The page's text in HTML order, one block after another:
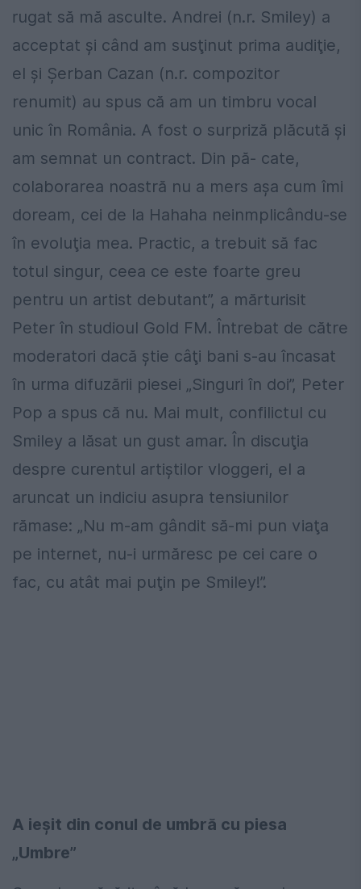
rugat să mă asculte. Andrei (n.r. Smiley) a
acceptat şi când am susţinut prima audiţie,
el şi Şerban Cazan (n.r. compozitor
renumit) au spus că am un timbru vocal
unic în România. A fost o surpriză plăcută şi
am semnat un contract. Din pă- cate,
colaborarea noastră nu a mers aşa cum îmi
doream, cei de la Hahaha neinmplicându-se
în evoluţia mea. Practic, a trebuit să fac
totul singur, ceea ce este foarte greu
pentru un artist debutant”, a mărturisit
Peter în studioul Gold FM. Întrebat de către
moderatori dacă ştie câţi bani s-au încasat
în urma difuzării piesei „Singuri în doi”, Peter
Pop a spus că nu. Mai mult, confilictul cu
Smiley a lăsat un gust amar. În discuţia
despre curentul artiştilor vloggeri, el a
aruncat un indiciu asupra tensiunilor
rămase: „Nu m-am gândit să-mi pun viaţa
pe internet, nu-i urmăresc pe cei care o
fac, cu atât mai puţin pe Smiley!”.
A ieşit din conul de umbră cu piesa
„Umbre”